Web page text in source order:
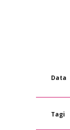
Data
Tagi